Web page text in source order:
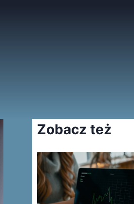
Zobacz też